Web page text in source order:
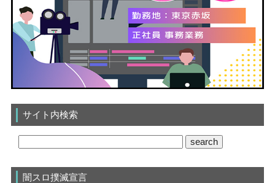
サイト内検索
闇スロ撲滅宣言